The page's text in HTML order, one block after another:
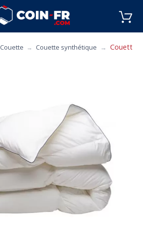
CUISINE MOBILIER
Couette Couette synthétique Couette